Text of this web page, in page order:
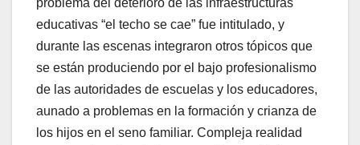
problema del deterioro de las infraestructuras
educativas “el techo se cae” fue intitulado, y
durante las escenas integraron otros tópicos que
se están produciendo por el bajo profesionalismo
de las autoridades de escuelas y los educadores,
aunado a problemas en la formación y crianza de
los hijos en el seno familiar. Compleja realidad